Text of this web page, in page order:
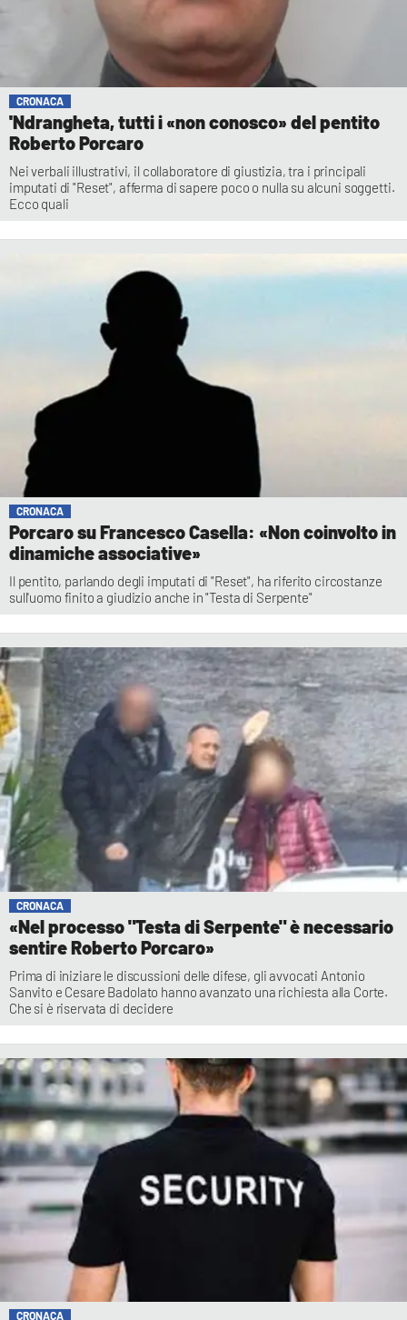
CRONACA
'Ndrangheta, tutti i «non conosco» del pentito
Roberto Porcaro
Nei verbali illustrativi, il collaboratore di giustizia, tra i principali
imputati di "Reset", afferma di sapere poco o nulla su alcuni soggetti.
Ecco quali
CRONACA
Porcaro su Francesco Casella: «Non coinvolto in
dinamiche associative»
Il pentito, parlando degli imputati di "Reset", ha riferito circostanze
sull'uomo finito a giudizio anche in "Testa di Serpente"
CRONACA
«Nel processo "Testa di Serpente" è necessario
sentire Roberto Porcaro»
Prima di iniziare le discussioni delle difese, gli avvocati Antonio
Sanvito e Cesare Badolato hanno avanzato una richiesta alla Corte.
Che si è riservata di decidere
CRONACA